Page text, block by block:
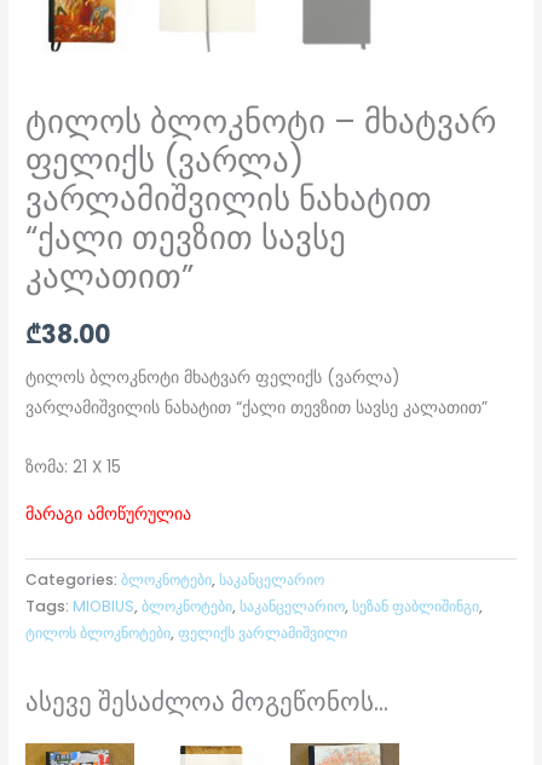
ტილოს ბლოკნოტი – მხატვარ
ფელიქს (ვარლა)
ვარლამიშვილის ნახატით
“ქალი თევზით სავსე
კალათით”
₾38.00
ტილოს ბლოკნოტი მხატვარ ფელიქს (ვარლა)
ვარლამიშვილის ნახატით “ქალი თევზით სავსე კალათით”
ზომა: 21 X 15
მარაგი ამოწურულია
Categories:ბლოკნოტები,საკანცელარიო
Tags: MIOBIUS,ბლოკნოტები,საკანცელარიო,სეზან ფაბლიშინგი,
ტილოს ბლოკნოტები,ფელიქს ვარლამიშვილი
ასევე შესაძლოა მოგეწონოს...